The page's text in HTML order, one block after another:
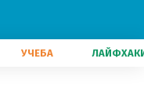
УЧЕБА